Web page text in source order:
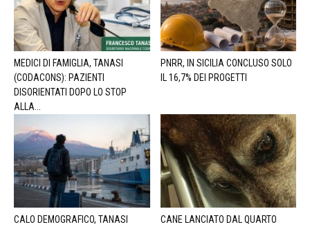
MEDICI DI FAMIGLIA, TANASI
(CODACONS): PAZIENTI
DISORIENTATI DOPO LO STOP
ALLA...
PNRR, IN SICILIA CONCLUSO SOLO
IL 16,7% DEI PROGETTI
CALO DEMOGRAFICO, TANASI
CANE LANCIATO DAL QUARTO